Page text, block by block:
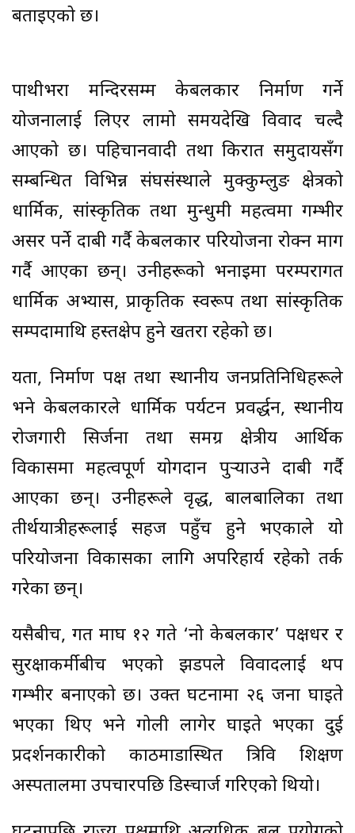
बताइएको छ।
पाथीभरा मन्दिरसम्म केबलकार निर्माण गर्ने
योजनालाई लिएर लामो समयदेखि विवाद चल्दै
आएको छ। पहिचानवादी तथा किरात समुदायसँग
सम्बन्धित विभिन्न संघसंस्थाले मुक्कुम्लुङ क्षेत्रको
धार्मिक, सांस्कृतिक तथा मुन्धुमी महत्वमा गम्भीर
असर पर्ने दाबी गर्दै केबलकार परियोजना रोक्न माग
गर्दै आएका छन्। उनीहरूको भनाइमा परम्परागत
धार्मिक अभ्यास, प्राकृतिक स्वरूप तथा सांस्कृतिक
सम्पदामाथि हस्तक्षेप हुने खतरा रहेको छ।
यता, निर्माण पक्ष तथा स्थानीय जनप्रतिनिधिहरूले
भने केबलकारले धार्मिक पर्यटन प्रवर्द्धन, स्थानीय
रोजगारी सिर्जना तथा समग्र क्षेत्रीय आर्थिक
विकासमा महत्वपूर्ण योगदान पुर्‍याउने दाबी गर्दै
आएका छन्। उनीहरूले वृद्ध, बालबालिका तथा
तीर्थयात्रीहरूलाई सहज पहुँच हुने भएकाले यो
परियोजना विकासका लागि अपरिहार्य रहेको तर्क
गरेका छन्।
यसैबीच, गत माघ १२ गते ‘नो केबलकार’ पक्षधर र
सुरक्षाकर्मीबीच भएको झडपले विवादलाई थप
गम्भीर बनाएको छ। उक्त घटनामा २६ जना घाइते
भएका थिए भने गोली लागेर घाइते भएका दुई
प्रदर्शनकारीको काठमाडौंस्थित त्रिवि शिक्षण
अस्पतालमा उपचारपछि डिस्चार्ज गरिएको थियो।